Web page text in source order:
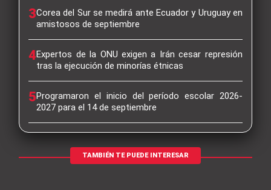
3Corea del Sur se medirá ante Ecuador y Uruguay en
amistosos de septiembre
4Expertos de la ONU exigen a Irán cesar represión
tras la ejecución de minorías étnicas
5Programaron el inicio del período escolar 2026-
2027 para el 14 de septiembre
TAMBIÉN TE PUEDE INTERESAR